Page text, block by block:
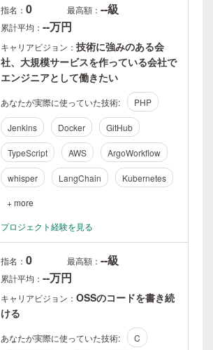
指名： 0 最高額： --級
累計平均： --万円
キャリアビジョン： 技術に強みのある会
社、大規模サービスを作っている会社で
エンジニアとして働きたい
あなたが実際に使っていた技術: PHP
Jenkins Docker GitHub
TypeScript AWS ArgoWorkflow
whisper LangChain Kubernetes
+ more
プロジェクト経験を見る
指名： 0 最高額： --級
累計平均： --万円
キャリアビジョン： OSSのコードを書き続
ける
あなたが実際に使っていた技術: C